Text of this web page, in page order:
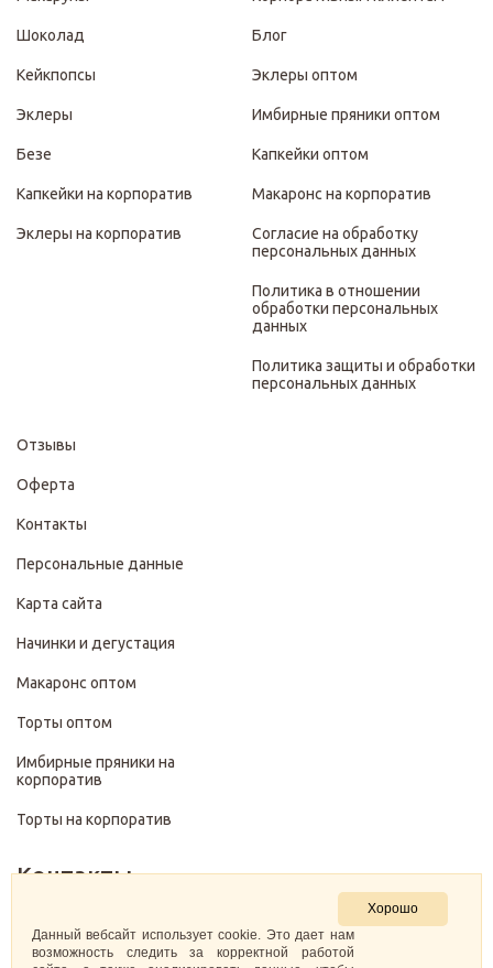
Шоколад
Кейкпопсы
Эклеры
Безе
Капкейки на корпоратив
Эклеры на корпоратив
Блог
Эклеры оптом
Имбирные пряники оптом
Капкейки оптом
Макаронс на корпоратив
Согласие на обработку
персональных данных
Политика в отношении
обработки персональных
данных
Политика защиты и обработки
персональных данных
Отзывы
Оферта
Контакты
Персональные данные
Карта сайта
Начинки и дегустация
Макаронс оптом
Торты оптом
Имбирные пряники на
корпоратив
Торты на корпоратив
Контакты
+7 (499) 322-28-29
Хорошо
Данный вебсайт использует cookie. Это дает нам
возможность следить за корректной работой